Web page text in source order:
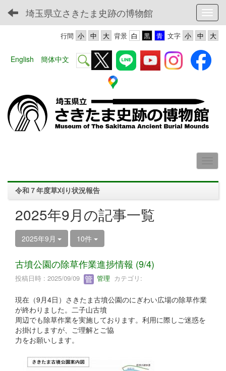
埼玉県立さきたま史跡の博物館
文字
背景
行間
English 簡体中文
令和７年度草刈り状況報告
2025年9月の記事一覧
2025年9月 10件
古墳公園の除草作業進捗情報 (9/4)
投稿日時 : 2025/09/09 管理 カテゴリ:
現在（9月4日）さきたま古墳公園のにぎわい広場の除草作業
が終わりました。二子山古墳
周辺でも除草作業を実施しております。利用に際しご迷惑を
お掛けしますが、ご理解とご協
力をお願いします。